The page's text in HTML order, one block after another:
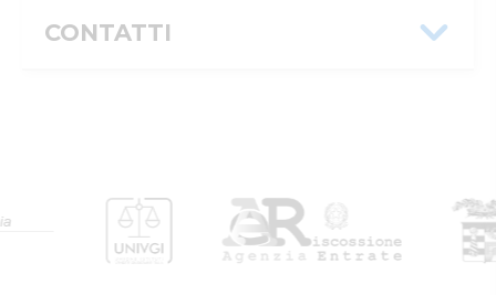
CONTATTI
Istituto Vendite Giudiziarie di Cremona
Numeri di telefono
037220200
:visite@ivgcremona.it